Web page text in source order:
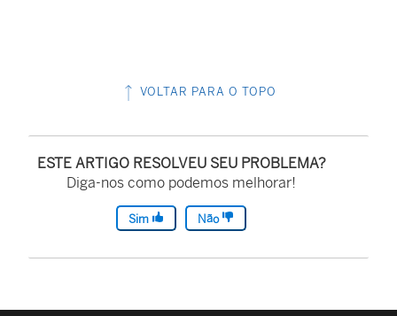
VOLTAR PARA O TOPO
ESTE ARTIGO RESOLVEU SEU PROBLEMA?
Diga-nos como podemos melhorar!
Sim Não